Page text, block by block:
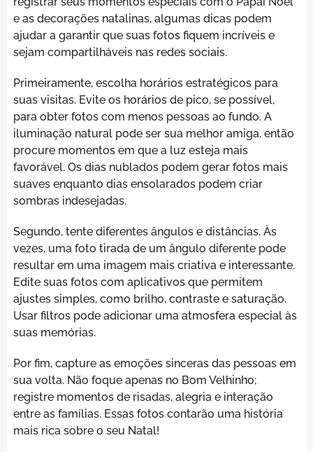
e as decorações natalinas, algumas dicas podem
ajudar a garantir que suas fotos fiquem incríveis e
sejam compartilháveis nas redes sociais.
Primeiramente, escolha horários estratégicos para
suas visitas. Evite os horários de pico, se possível,
para obter fotos com menos pessoas ao fundo. A
iluminação natural pode ser sua melhor amiga, então
procure momentos em que a luz esteja mais
favorável. Os dias nublados podem gerar fotos mais
suaves enquanto dias ensolarados podem criar
sombras indesejadas.
Segundo, tente diferentes ângulos e distâncias. Às
vezes, uma foto tirada de um ângulo diferente pode
resultar em uma imagem mais criativa e interessante.
Edite suas fotos com aplicativos que permitem
ajustes simples, como brilho, contraste e saturação.
Usar filtros pode adicionar uma atmosfera especial às
suas memórias.
Por fim, capture as emoções sinceras das pessoas em
sua volta. Não foque apenas no Bom Velhinho;
registre momentos de risadas, alegria e interação
entre as famílias. Essas fotos contarão uma história
mais rica sobre o seu Natal!